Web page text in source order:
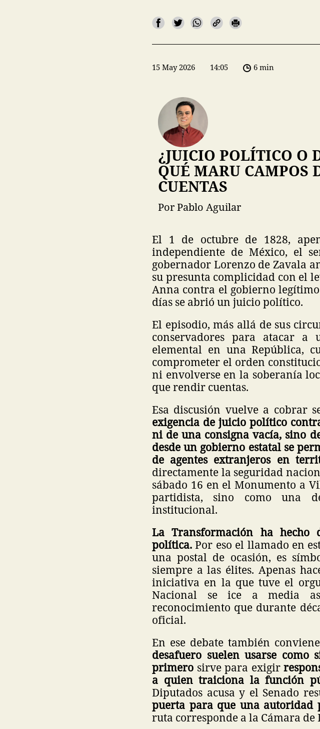
15 May 2026 14:05 6 min
¿JUICIO POLÍTICO O
QUÉ MARU CAMPOS
CUENTAS
Por Pablo Aguilar
El 1 de octubre de 1828,
independiente de México, el
gobernador Lorenzo de Zavala
su presunta complicidad con el
Anna contra el gobierno
días se abrió un juicio político.
El episodio, más allá de sus
conservadores para atacar a
elemental en una República,
comprometer el orden
ni envolverse en la soberanía
que rendir cuentas.
Esa discusión vuelve a cobrar
exigencia de juicio político
ni de una consigna vacía, sino
desde un gobierno estatal se
de agentes extranjeros en
directamente la seguridad
sábado 16 en el Monumento a
partidista, sino como una
institucional.
La Transformación ha
política. Por eso el llamado en
una postal de ocasión, es
siempre a las élites. Apenas
iniciativa en la que tuve el
Nacional se ice a media
reconocimiento que durante
oficial.
En ese debate también
desafuero suelen usarse
primero sirve para exigir
a quien traiciona la función
Diputados acusa y el Senado
puerta para que una autoridad
ruta corresponde a la Cámara de